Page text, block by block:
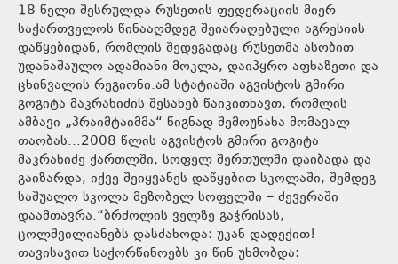
18 წელი შესრულდა რუსეთის ფედერაციის მიერ
საქართველოს წინააღმდეგ შეიარაღებული აგრესიის
დაწყებიდან, რომლის შედეგადაც რუსეთმა ასობით
უდანაშაულო ადამიანი მოკლა, დაიპყრო აფხაზეთი და
ცხინვალის რეგიონი.ამ სტატიაში აგვისტოს გმირი
გოგიტა მაკრახიძის შესახებ წაიკითხავთ, რომლის
ამბავი „პრაიმტაიმმა“ წიგნად შემოუნახა მომავალ
თაობას...2008 წლის აგვისტოს გმირი გოგიტა
მაკრახიძე ქართლში, სოფელ შერთულში დაიბადა და
გაიზარდა, იქვე შეიყვანეს დაწყებით სკოლაში, შემდეგ
საშუალო სკოლა მეზობელ სოფელში – ძევერაში
დაამთავრა.“ბრძოლის ველზე გაჭრისას,
ცოლშვილიანებს დასძახოდა: უკან დადექით!
თავისავით საქორწინოებს კი წინ უხმობდა: